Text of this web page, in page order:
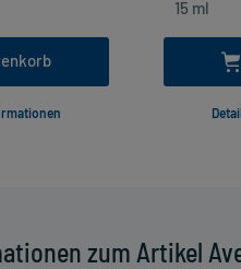
zum Artikel